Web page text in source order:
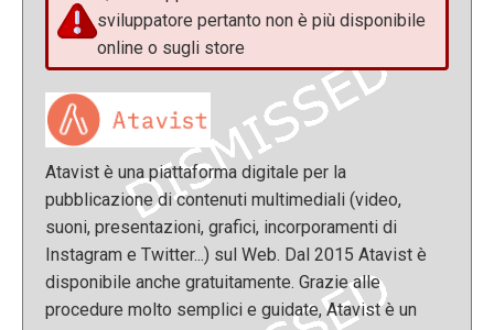
sviluppatore pertanto non è più disponibile
online o sugli store
Atavist è una piattaforma digitale per la
pubblicazione di contenuti multimediali (video,
suoni, presentazioni, grafici, incorporamenti di
Instagram e Twitter...) sul Web. Dal 2015 Atavist è
disponibile anche gratuitamente. Grazie alle
procedure molto semplici e guidate, Atavist è un